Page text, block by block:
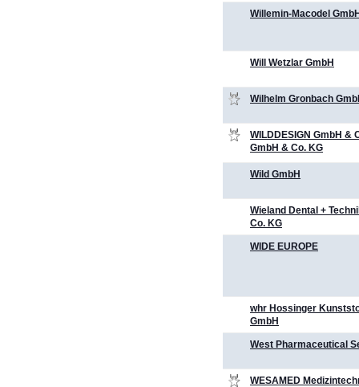
Willemin-Macodel
Will Wetzlar GmbH
Wilhelm Gronbach
WILDDESIGN GmbH &
GmbH & Co. KG
Wild GmbH
Wieland Dental +
Co. KG
WIDE EUROPE
whr Hossinger
GmbH
West Pharmaceutical
WESAMED